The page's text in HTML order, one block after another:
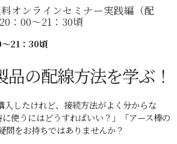
オンラインセミナー実践編（配
：00～21：30頃
21：30頃
品の配線方法を学ぶ！
入したけれど、接続方法がよく分からな
使うにはどうすればいい？」「アース棒の
問をお持ちではありませんか？